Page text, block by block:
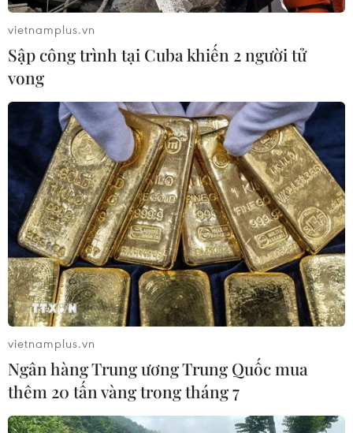
vietnamplus.vn
Sập công trình tại Cuba khiến 2 người tử
vong
vietnamplus.vn
Ngân hàng Trung ương Trung Quốc mua
thêm 20 tấn vàng trong tháng 7